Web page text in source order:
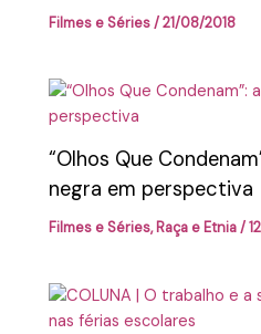
Filmes e Séries/21/08/2018
“Olhos Que
negra em perspectiva
Filmes e Séries,Raça e Etnia/